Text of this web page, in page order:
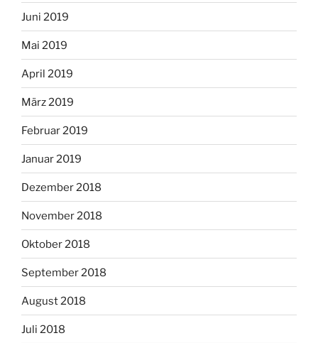
Juni 2019
Mai 2019
April 2019
März 2019
Februar 2019
Januar 2019
Dezember 2018
November 2018
Oktober 2018
September 2018
August 2018
Juli 2018